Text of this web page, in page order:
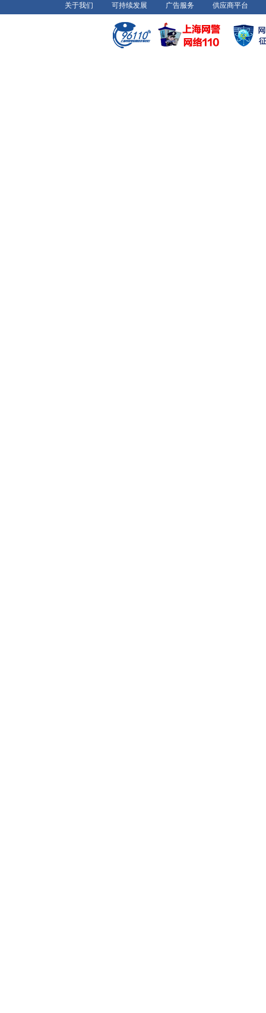
关于我们 可持续发展 广告服务 供应商平台